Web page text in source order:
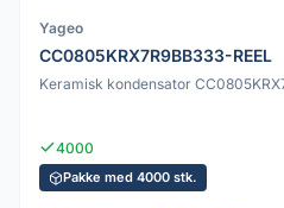
Yageo
CC0805KRX7R9BB333-REEL
Keramisk kondensator
4000
Pakke med 4000 stk.